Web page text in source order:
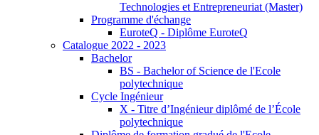
Technologies et Entrepreneuriat (Master)
Programme d'échange
EuroteQ - Diplôme EuroteQ
Catalogue 2022 - 2023
Bachelor
BS - Bachelor of Science de l'Ecole
polytechnique
Cycle Ingénieur
X - Titre d’Ingénieur diplômé de l’École
polytechnique